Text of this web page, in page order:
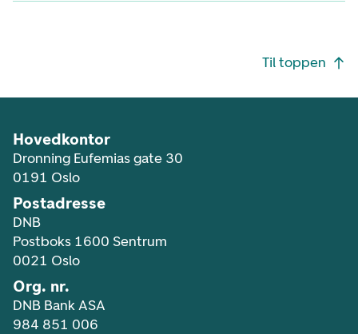
Til toppen
Hovedkontor
Dronning Eufemias gate 30
0191 Oslo
Postadresse
DNB
Postboks 1600 Sentrum
0021 Oslo
Org. nr.
DNB Bank ASA
984 851 006